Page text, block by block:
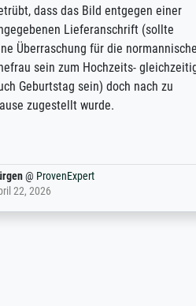
anpassen lassen, wie z.B.:
Farbe, Helligkeit,
und Weiteres. Sehr freundliche
per Mail. Das Bild (ein
wurde sehr gut verpackt -
starke Papprolle mit Plastikdeckeln
@ProvenExpert
12, 2025